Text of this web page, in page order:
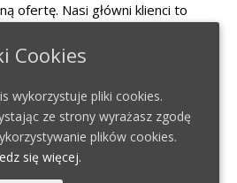
ofertę. Nasi główni klienci to
bielizny, mebli, materacy,
sklepy odzieżowe
klienci indywidualni.
KONTAKT
Cookies
wykorzystuje pliki cookies.
ze strony wyrażasz zgodę
plików cookies.
się więcej.